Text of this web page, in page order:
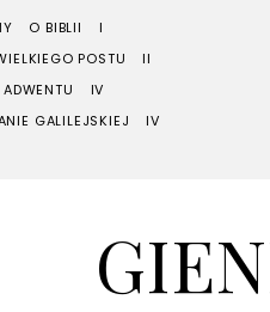
O BIBLII
I
POSTU
II
IV
GALILEJSKIEJ
IV